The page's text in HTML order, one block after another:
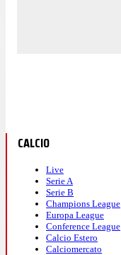
CALCIO
Live
Serie A
Serie B
Champions League
Europa League
Conference League
Calcio Estero
Calciomercato